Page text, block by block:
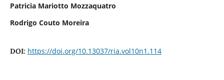
Patricia Mariotto Mozzaquatro
Rodrigo Couto Moreira
DOI: https://doi.org/10.13037/ria.vol10n1.114